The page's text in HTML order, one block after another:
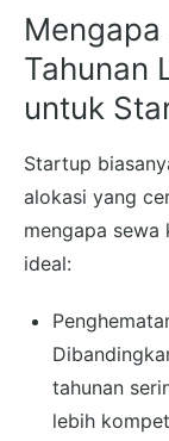
Tahunan
untuk
Startup
alokasi yang
mengapa sewa
ideal:
tahunan
lebih